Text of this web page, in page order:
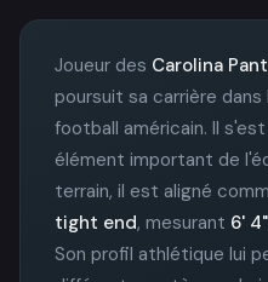
Joueur des Carolina
poursuit sa carrière dans
football américain. Il
élément important de
terrain, il est aligné
tight end, mesurant 6' 4"
Son profil athlétique lui